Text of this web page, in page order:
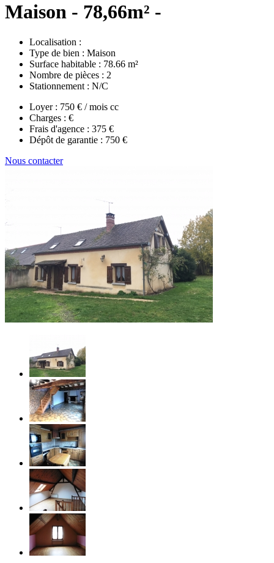
Maison - 78,66m² -
Localisation :
Type de bien : Maison
Surface habitable : 78.66 m²
Nombre de pièces : 2
Stationnement : N/C
Loyer : 750 € / mois cc
Charges : €
Frais d'agence : 375 €
Dépôt de garantie : 750 €
Nous contacter